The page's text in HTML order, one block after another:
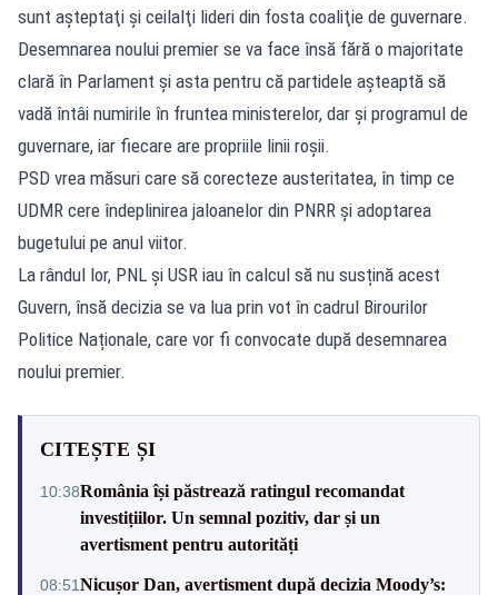
sunt aşteptaţi şi ceilalţi lideri din fosta coaliţie de guvernare.
Desemnarea noului premier se va face însă fără o majoritate
clară în Parlament și asta pentru că partidele așteaptă să
vadă întâi numirile în fruntea ministerelor, dar și programul de
guvernare, iar fiecare are propriile linii roșii.
PSD vrea măsuri care să corecteze austeritatea, în timp ce
UDMR cere îndeplinirea jaloanelor din PNRR și adoptarea
bugetului pe anul viitor.
La rândul lor, PNL și USR iau în calcul să nu susțină acest
Guvern, însă decizia se va lua prin vot în cadrul Birourilor
Politice Naționale, care vor fi convocate după desemnarea
noului premier.
CITEȘTE ȘI
10:38România își păstrează ratingul recomandat
investițiilor. Un semnal pozitiv, dar și un
avertisment pentru autorități
08:51Nicușor Dan, avertisment după decizia Moody’s: